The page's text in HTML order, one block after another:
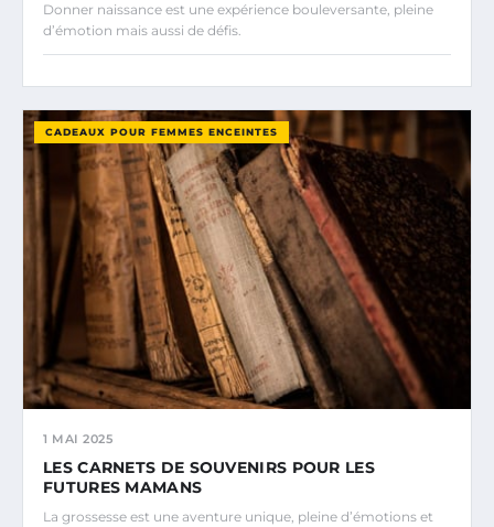
Donner naissance est une expérience bouleversante, pleine
d’émotion mais aussi de défis.
CADEAUX POUR FEMMES ENCEINTES
1 MAI 2025
LES CARNETS DE SOUVENIRS POUR LES
FUTURES MAMANS
La grossesse est une aventure unique, pleine d’émotions et